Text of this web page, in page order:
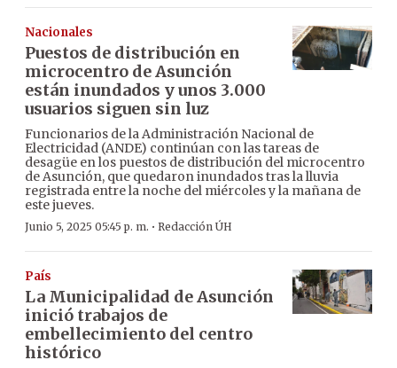
Nacionales
Puestos de distribución en
microcentro de Asunción
están inundados y unos 3.000
usuarios siguen sin luz
Funcionarios de la Administración Nacional de
Electricidad (ANDE) continúan con las tareas de
desagüe en los puestos de distribución del microcentro
de Asunción, que quedaron inundados tras la lluvia
registrada entre la noche del miércoles y la mañana de
este jueves.
Junio 5, 2025 05:45 p. m. · Redacción ÚH
País
La Municipalidad de Asunción
inició trabajos de
embellecimiento del centro
histórico